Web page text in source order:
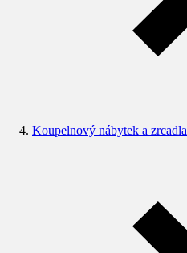
Koupelnový nábytek a zrcadla